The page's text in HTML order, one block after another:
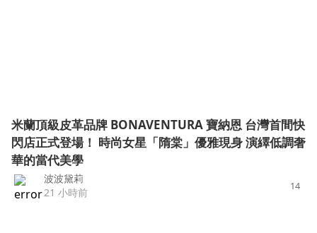
米蘭頂級皮革品牌 BONAVENTURA 寶納恩 台灣首間快
閃店正式登場！ 時尚女星「隋棠」優雅現身 演繹低調奢
華的當代美學
波波黛莉
21 小時前
14